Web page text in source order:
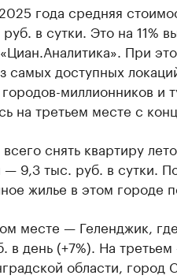
года средняя
в сутки. Это на 11%
При
самых доступных
миллионников и
на третьем месте с
снять квартиру
— 9,3 тыс. руб. в сутки.
жилье в этом городе
месте — Геленджик,
в день (+7%). На
области, город